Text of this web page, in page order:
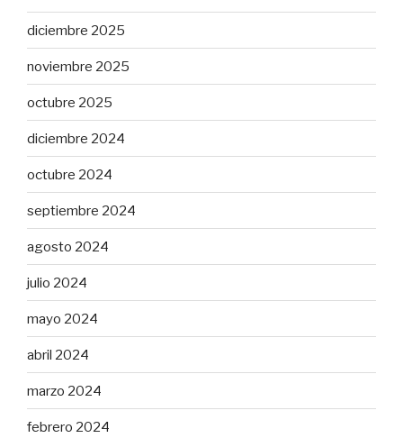
diciembre 2025
noviembre 2025
octubre 2025
diciembre 2024
octubre 2024
septiembre 2024
agosto 2024
julio 2024
mayo 2024
abril 2024
marzo 2024
febrero 2024